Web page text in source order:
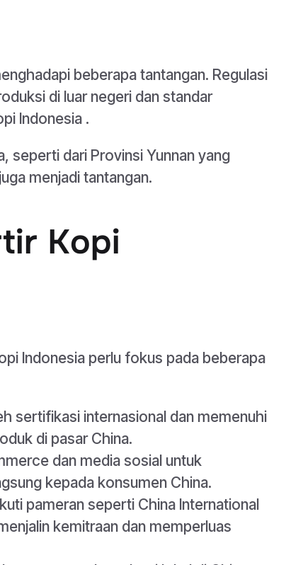
beberapa tantangan. Regulasi
di luar negeri dan standar
Indonesia .
seperti dari Provinsi Yunnan yang
menjadi tantangan.
Kopi
Indonesia perlu fokus pada beberapa
sertifikasi internasional dan memenuhi
di pasar China.
dan media sosial untuk
kepada konsumen China.
pameran seperti China International
kemitraan dan memperluas